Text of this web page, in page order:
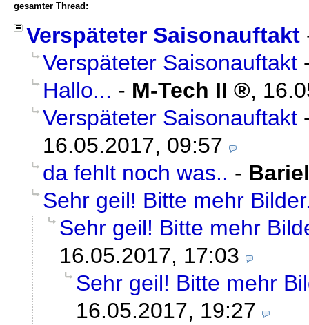
gesamter Thread:
Verspäteter Saisonauftakt
Verspäteter Saisonauftakt
Hallo... - M-Tech II ,
Verspäteter Saisonauftakt
16.05.2017, 09:57
da fehlt noch was.. - Bariel
Sehr geil! Bitte mehr
Sehr geil! Bitte mehr
16.05.2017, 17:03
Sehr geil! Bitte mehr
16.05.2017, 19:27